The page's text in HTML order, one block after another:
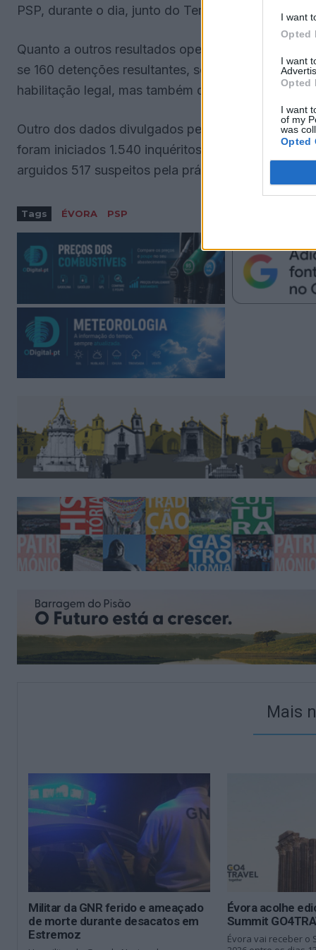
I want
Opted
I want
Opted
I want
of my
was
Opted
PSP, durante o dia, junto do Templo Romano de
Quanto a outros resultados operacionais do
se 160 detenções resultantes, sobretudo, da
habilitação legal, mas também do tráfico de droga.
Outro dos dados divulgados pela PSP diz
foram iniciados 1.540 inquéritos crime e
arguidos 517 suspeitos pela prática de vários
Tags ÉVORA PSP
Mais
Militar da GNR ferido e ameaçado
de morte durante desacatos em
Estremoz
Évora acolhe
Summit
Évora vai receber o